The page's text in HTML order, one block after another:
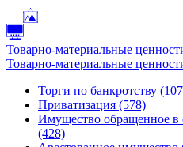
Товарно-материальные
Товарно-материальные
Торги по банкротству
Приватизация (578)
Имущество обращенное в
(428)